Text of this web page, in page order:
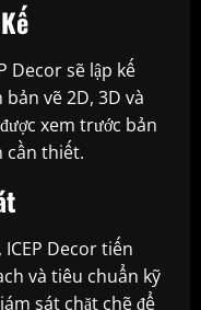
Decor sẽ lập kế
vẽ 2D, 3D và
xem trước bản
cần thiết.
Decor tiến
và tiêu chuẩn kỹ
sát chặt chẽ để